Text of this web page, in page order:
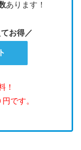
あります！
お得／
！
です。